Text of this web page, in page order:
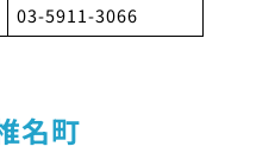
03-5911-3066
名町